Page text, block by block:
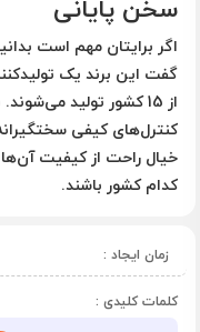
سخن پایانی
اگر برایتان مهم است
گفت این برند یک
از 15 کشور تولید
کنترل‌های کیفی
خیال راحت از کیفیت
کدام کشور باشند.
زمان ایجاد :
کلمات کلیدی :